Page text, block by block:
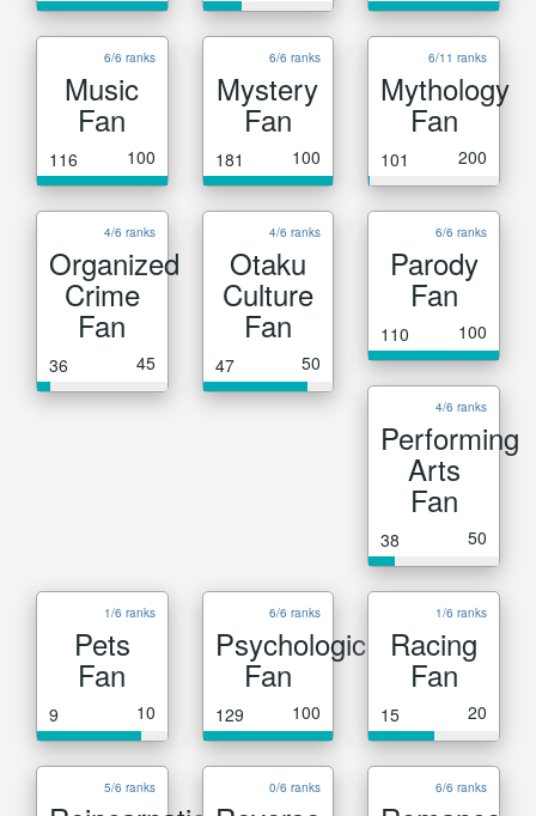
6/6 ranks
Music
Fan
116 100
6/6 ranks
Mystery
Fan
181 100
6/11 ranks
Mythology
Fan
101 200
4/6 ranks
Organized
Crime
Fan
36 45
4/6 ranks
Otaku
Culture
Fan
47 50
6/6 ranks
Parody
Fan
110 100
4/6 ranks
Performing
Arts
Fan
38 50
1/6 ranks
Pets
Fan
9 10
6/6 ranks
Psychological
Fan
129 100
1/6 ranks
Racing
Fan
15 20
5/6 ranks 0/6 ranks 6/6 ranks